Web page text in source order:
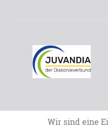
Wir sind eine